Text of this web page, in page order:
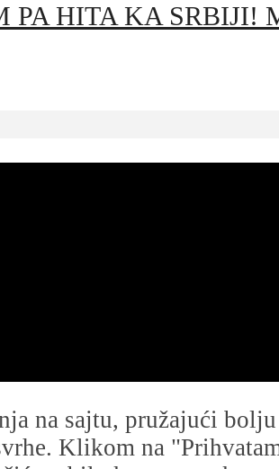
HITA KA SRBIJI!
na sajtu, pružajući
Klikom na